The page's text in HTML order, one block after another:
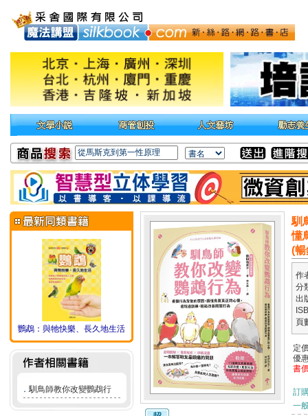
鸚鵡：與牠快樂、長久地生活
．馴鳥師教你改變鸚鵡行
馴
懂
(
作
分
出
頁
定
優
書
訂
一